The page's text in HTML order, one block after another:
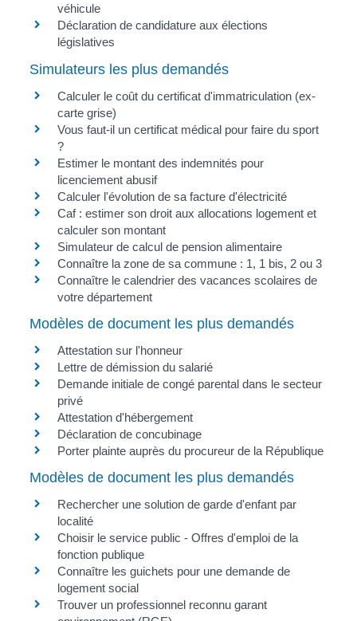
véhicule
Déclaration de candidature aux élections
législatives
Simulateurs les plus demandés
Calculer le coût du certificat d'immatriculation (ex-
carte grise)
Vous faut-il un certificat médical pour faire du sport
?
Estimer le montant des indemnités pour
licenciement abusif
Calculer l'évolution de sa facture d'électricité
Caf : estimer son droit aux allocations logement et
calculer son montant
Simulateur de calcul de pension alimentaire
Connaître la zone de sa commune : 1, 1 bis, 2 ou 3
Connaître le calendrier des vacances scolaires de
votre département
Modèles de document les plus demandés
Attestation sur l'honneur
Lettre de démission du salarié
Demande initiale de congé parental dans le secteur
privé
Attestation d'hébergement
Déclaration de concubinage
Porter plainte auprès du procureur de la République
Modèles de document les plus demandés
Rechercher une solution de garde d'enfant par
localité
Choisir le service public - Offres d'emploi de la
fonction publique
Connaître les guichets pour une demande de
logement social
Trouver un professionnel reconnu garant